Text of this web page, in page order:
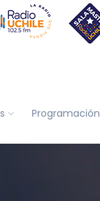
Programación